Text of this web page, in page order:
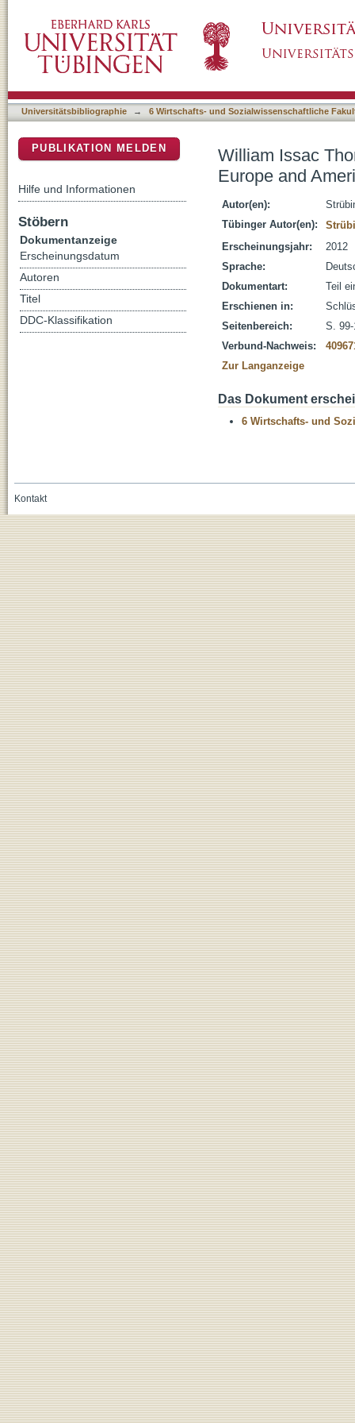
Universitätsbibliographie → 6 Wirtschafts- und Sozialwissenschaftliche
William Issac
Europe and
Autor(en):
Tübinger Autor(en):
Erscheinungsjahr:
2012
Sprache:
Dokumentart:
Teil
Erschienen in:
Seitenbereich:
S. 99-
Verbund-Nachweis:
Zur Langanzeige
Das Dokument
6 Wirtschafts- und
PUBLIKATION MELDEN
Hilfe und Informationen
Stöbern
Dokumentanzeige
Erscheinungsdatum
Autoren
Titel
DDC-Klassifikation
Kontakt